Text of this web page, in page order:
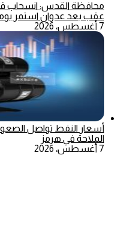
محافظة القدس: انسحاب
عقب بعد عدوان استمر
7 أغسطس، 2026
أسعار النفط تواصل
الملاحة في هرمز
7 أغسطس، 2026